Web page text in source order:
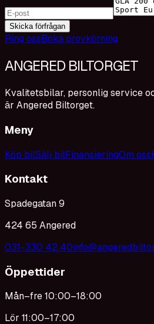
Skicka förfrågan
Ring ossBoka provkörning
ANGERED BILTORGET
Kvalitetsbilar, personlig service
är Angered Biltorget.
Meny
Köp bilSälj bilFinansieringOm oss
Kontakt
Spadegatan 9
424 65 Angered
031-330 42 40
Öppettider
Mån–fre 10:00–18:00
Lör 11:00–17:00